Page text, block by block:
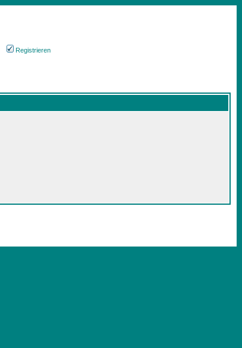
Registrieren